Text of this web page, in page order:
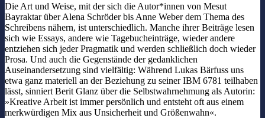
Die Art und Weise, mit der sich die Autor*innen von Mesut
Bayraktar über Alena Schröder bis Anne Weber dem Thema des
Schreibens nähern, ist unterschiedlich. Manche ihrer Beiträge lesen
sich wie Essays, andere wie Tagebucheinträge, wieder andere
entziehen sich jeder Pragmatik und werden schließlich doch wieder
Prosa. Und auch die Gegenstände der gedanklichen
Auseinandersetzung sind vielfältig: Während Lukas Bärfuss uns
etwa ganz materiell an der Beziehung zu seiner IBM 6781 teilhaben
lässt, sinniert Berit Glanz über die Selbstwahrnehmung als Autorin:
»Kreative Arbeit ist immer persönlich und entsteht oft aus einem
merkwürdigen Mix aus Unsicherheit und Größenwahn«.